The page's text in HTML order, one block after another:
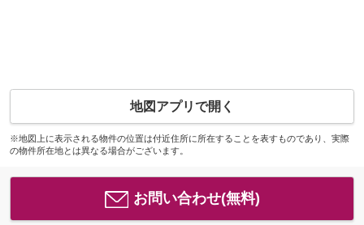
地図アプリで開く
※地図上に表示される物件の位置は付近住所に所在することを表すものであり、実際
の物件所在地とは異なる場合がございます。
お問い合わせ(無料)